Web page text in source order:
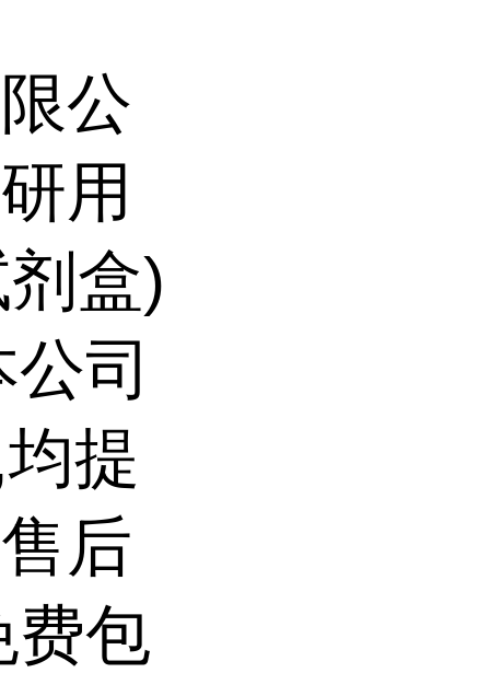
公
用
盒)
司
提
后
费包